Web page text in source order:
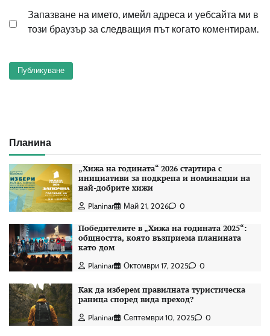
Запазване на името, имейл адреса и уебсайта ми в
този браузър за следващия път когато коментирам.
Планина
„Хижа на годината“ 2026 стартира с
инициативи за подкрепа и номинации на
най-добрите хижи
Planinar Май 21, 2026 0
Победителите в „Хижа на годината 2025“:
общността, която възприема планината
като дом
Planinar Октомври 17, 2025 0
Как да изберем правилната туристическа
раница според вида преход?
Planinar Септември 10, 2025 0